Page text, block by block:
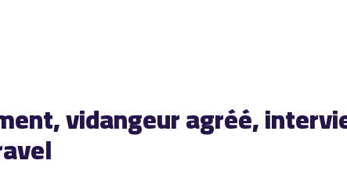
vidangeur agréé,